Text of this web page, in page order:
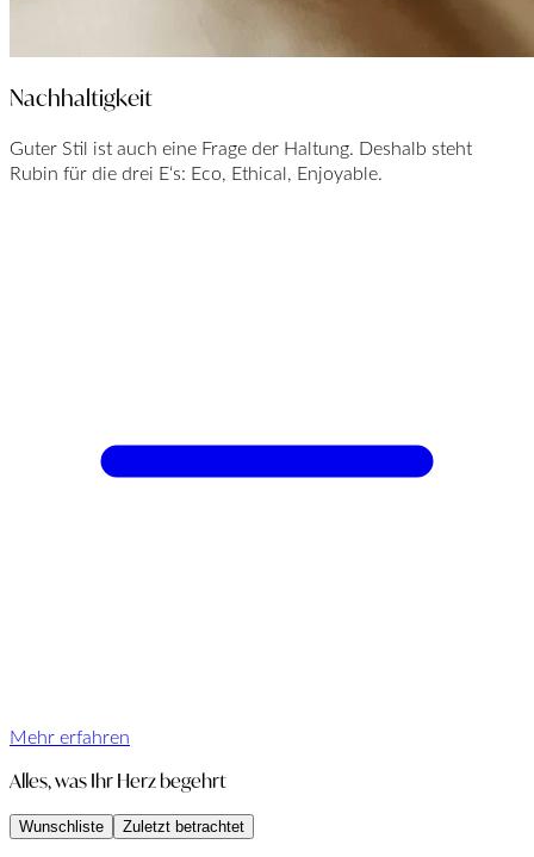
Nachhaltigkeit
Guter Stil ist auch eine Frage der Haltung. Deshalb steht
Rubin für die drei E‘s: Eco, Ethical, Enjoyable.
Mehr erfahren
Alles, was Ihr Herz begehrt
Wunschliste Zuletzt betrachtet